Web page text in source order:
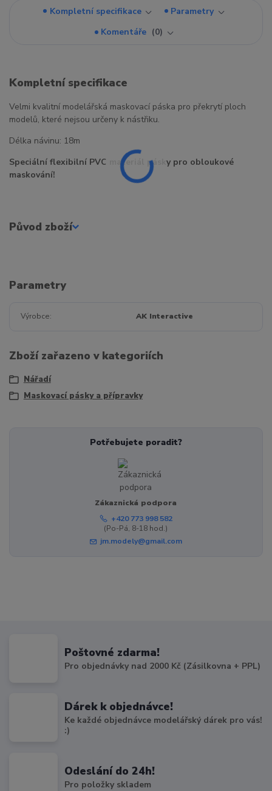
Kompletní specifikace
Parametry
Komentáře
0
Kompletní specifikace
Velmi kvalitní modelářská maskovací páska pro překrytí ploch
modelů, které nejsou určeny k nástřiku.
Délka návinu: 18m
Speciální flexibilní PVC materiál pásky pro obloukové
maskování!
Původ zboží
Parametry
Výrobce AK Interactive
Zboží zařazeno v kategoriích
Nářadí
Maskovací pásky a přípravky
Potřebujete poradit?
Zákaznická podpora
+420 773 998 582
(Po-Pá, 8-18 hod.)
jm.modely@gmail.com
Poštovné zdarma!
Pro objednávky nad 2000 Kč (Zásilkovna + PPL)
Dárek k objednávce!
Ke každé objednávce modelářský dárek pro vás!
:)
Odeslání do 24h!
Pro položky skladem